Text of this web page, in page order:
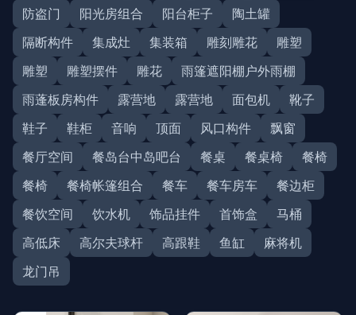
防盗门
阳光房组合 阳台柜子
陶土罐
隔断构件
集成灶 集装箱 雕刻雕花
雕塑
雕塑
雕塑摆件 雕花
雨篷遮阳棚户外雨棚
雨蓬板房构件
露营地 露营地 面包机
靴子
鞋子
鞋柜 音响 顶面 风口构件
飘窗
餐厅空间
餐岛台中岛吧台 餐桌 餐桌椅
餐椅
餐椅
餐椅帐篷组合 餐车 餐车房车
餐边柜
餐饮空间
饮水机 饰品挂件 首饰盒
马桶
高低床
高尔夫球杆 高跟鞋 鱼缸
麻将机
龙门吊